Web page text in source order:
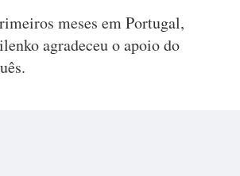
meses em Portugal,
agradeceu o apoio do